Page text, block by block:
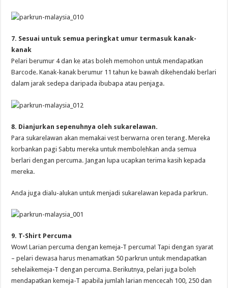
7. Sesuai untuk semua peringkat umur termasuk kanak-
kanak
Pelari berumur 4 dan ke atas boleh memohon untuk mendapatkan
Barcode. Kanak-kanak berumur 11 tahun ke bawah dikehendaki berlari
dalam jarak sedepa daripada ibubapa atau penjaga.
8. Dianjurkan sepenuhnya oleh sukarelawan.
Para sukarelawan akan memakai vest berwarna oren terang. Mereka
korbankan pagi Sabtu mereka untuk membolehkan anda semua
berlari dengan percuma. Jangan lupa ucapkan terima kasih kepada
mereka.
Anda juga dialu-alukan untuk menjadi sukarelawan kepada parkrun.
9. T-Shirt Percuma
Wow! Larian percuma dengan kemeja-T percuma! Tapi dengan syarat
– pelari dewasa harus menamatkan 50 parkrun untuk mendapatkan
sehelaikemeja-T dengan percuma. Berikutnya, pelari juga boleh
mendapatkan kemeja-T apabila jumlah larian mencecah 100, 250 dan